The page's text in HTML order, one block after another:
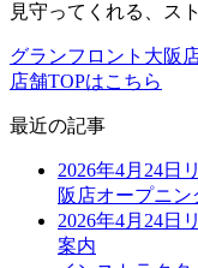
見守ってくれる、ス
グランフロント大阪
店舗TOPはこちら
最近の記事
2026年4月24日
阪店オープニ
2026年4月24日
案内